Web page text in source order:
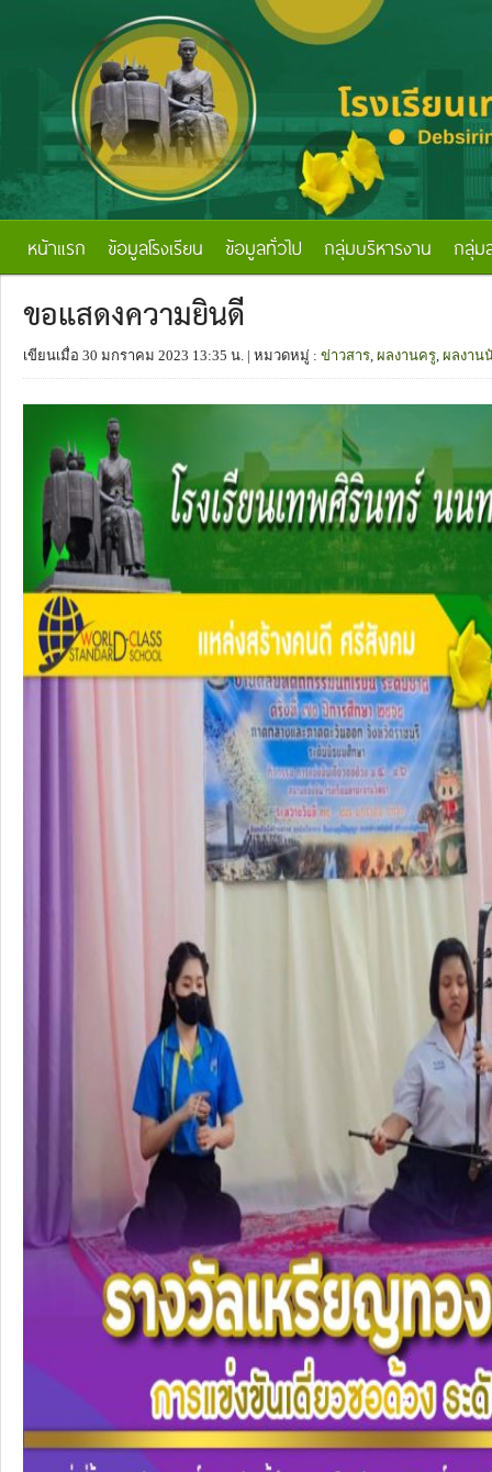
หน้าแรก ข้อมูลโรงเรียน ข้อมูลทั่วไป กลุ่มบริหารงาน กลุ่ม
ขอแสดงความยินดี
เขียนเมื่อ 30 มกราคม 2023 13:35 น. | หมวดหมู่ : ข่าวสาร, ผลงานครู, ผลงาน